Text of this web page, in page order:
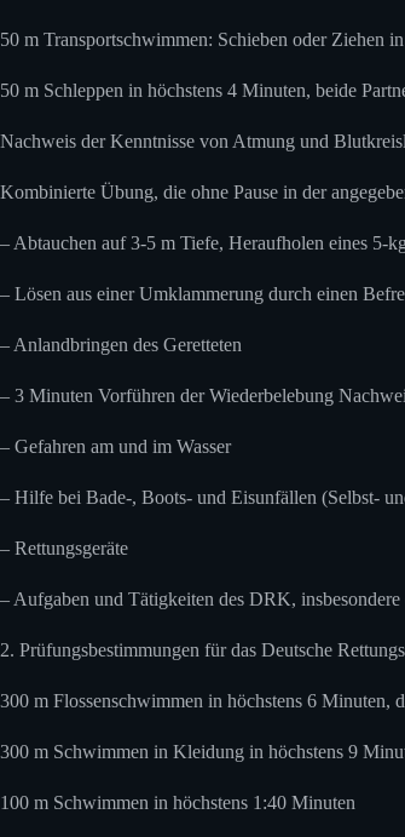
50 m Transportschwimmen: Schieben oder Ziehen
50 m Schleppen in höchstens 4 Minuten, beide
Nachweis der Kenntnisse von Atmung und
Kombinierte Übung, die ohne Pause in der
– Abtauchen auf 3-5 m Tiefe, Heraufholen eines 5-
– Lösen aus einer Umklammerung durch einen
– Anlandbringen des Geretteten
– 3 Minuten Vorführen der Wiederbelebung
– Gefahren am und im Wasser
– Hilfe bei Bade-, Boots- und Eisunfällen (Selbst-
– Rettungsgeräte
– Aufgaben und Tätigkeiten des DRK, insbesondere
2. Prüfungsbestimmungen für das Deutsche
300 m Flossenschwimmen in höchstens 6
300 m Schwimmen in Kleidung in höchstens 9
100 m Schwimmen in höchstens 1:40 Minuten